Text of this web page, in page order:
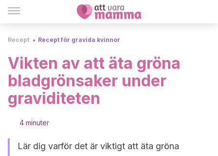
Recept Recept för gravida kvinnor
Vikten av att äta gröna
bladgrönsaker under
graviditeten
4 minuter
Lär dig varför det är viktigt att äta gröna